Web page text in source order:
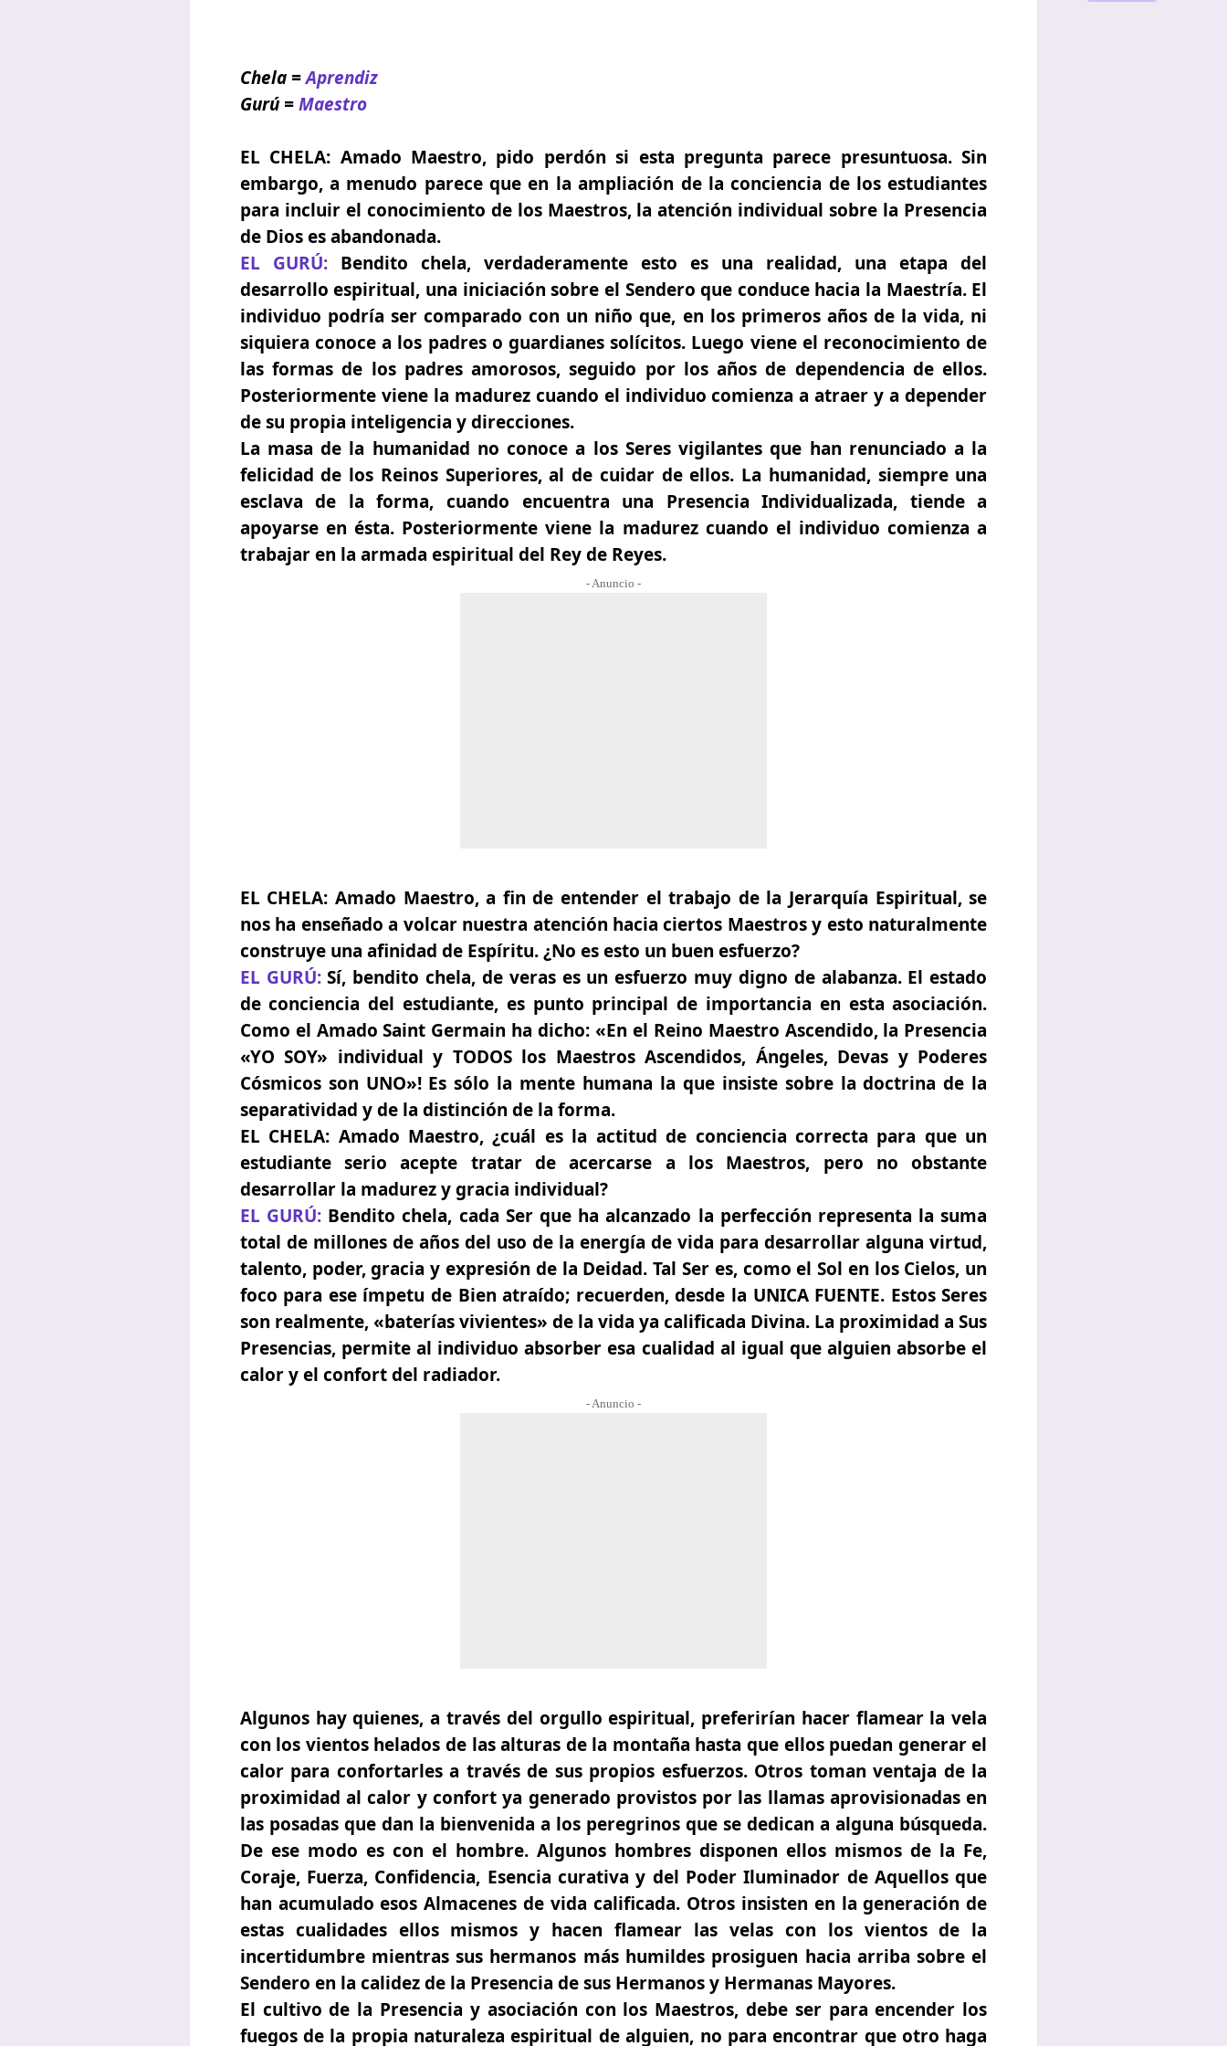
Chela =Aprendiz
Gurú =Maestro
EL CHELA: Amado Maestro, pido perdón si esta pregunta parece presuntuosa. Sin
embargo, a menudo parece que en la ampliación de la conciencia de los estudiantes
para incluir el conocimiento de los Maestros, la atención individual sobre la Presencia
de Dios es abandonada.
EL GURÚ:Bendito chela, verdaderamente esto es una realidad, una etapa del
desarrollo espiritual, una iniciación sobre el Sendero que conduce hacia la Maestría. El
individuo podría ser comparado con un niño que, en los primeros años de la vida, ni
siquiera conoce a los padres o guardianes solícitos. Luego viene el reconocimiento de
las formas de los padres amorosos, seguido por los años de dependencia de ellos.
Posteriormente viene la madurez cuando el individuo comienza a atraer y a depender
de su propia inteligencia y direcciones.
La masa de la humanidad no conoce a los Seres vigilantes que han renunciado a la
felicidad de los Reinos Superiores, al de cuidar de ellos. La humanidad, siempre una
esclava de la forma, cuando encuentra una Presencia Individualizada, tiende a
apoyarse en ésta. Posteriormente viene la madurez cuando el individuo comienza a
trabajar en la armada espiritual del Rey de Reyes.
- Anuncio -
EL CHELA: Amado Maestro, a fin de entender el trabajo de la Jerarquía Espiritual, se
nos ha enseñado a volcar nuestra atención hacia ciertos Maestros y esto naturalmente
construye una afinidad de Espíritu. ¿No es esto un buen esfuerzo?
EL GURÚ:Sí, bendito chela, de veras es un esfuerzo muy digno de alabanza. El estado
de conciencia del estudiante, es punto principal de importancia en esta asociación.
Como el Amado Saint Germain ha dicho: «En el Reino Maestro Ascendido, la Presencia
«YO SOY» individual y TODOS los Maestros Ascendidos, Ángeles, Devas y Poderes
Cósmicos son UNO»! Es sólo la mente humana la que insiste sobre la doctrina de la
separatividad y de la distinción de la forma.
EL CHELA: Amado Maestro, ¿cuál es la actitud de conciencia correcta para que un
estudiante serio acepte tratar de acercarse a los Maestros, pero no obstante
desarrollar la madurez y gracia individual?
EL GURÚ:Bendito chela, cada Ser que ha alcanzado la perfección representa la suma
total de millones de años del uso de la energía de vida para desarrollar alguna virtud,
talento, poder, gracia y expresión de la Deidad. Tal Ser es, como el Sol en los Cielos, un
foco para ese ímpetu de Bien atraído; recuerden, desde la UNICA FUENTE. Estos Seres
son realmente, «baterías vivientes» de la vida ya calificada Divina. La proximidad a Sus
Presencias, permite al individuo absorber esa cualidad al igual que alguien absorbe el
calor y el confort del radiador.
- Anuncio -
Algunos hay quienes, a través del orgullo espiritual, preferirían hacer flamear la vela
con los vientos helados de las alturas de la montaña hasta que ellos puedan generar el
calor para confortarles a través de sus propios esfuerzos. Otros toman ventaja de la
proximidad al calor y confort ya generado provistos por las llamas aprovisionadas en
las posadas que dan la bienvenida a los peregrinos que se dedican a alguna búsqueda.
De ese modo es con el hombre. Algunos hombres disponen ellos mismos de la Fe,
Coraje, Fuerza, Confidencia, Esencia curativa y del Poder Iluminador de Aquellos que
han acumulado esos Almacenes de vida calificada. Otros insisten en la generación de
estas cualidades ellos mismos y hacen flamear las velas con los vientos de la
incertidumbre mientras sus hermanos más humildes prosiguen hacia arriba sobre el
Sendero en la calidez de la Presencia de sus Hermanos y Hermanas Mayores.
El cultivo de la Presencia y asociación con los Maestros, debe ser para encender los
fuegos de la propia naturaleza espiritual de alguien, no para encontrar que otro haga